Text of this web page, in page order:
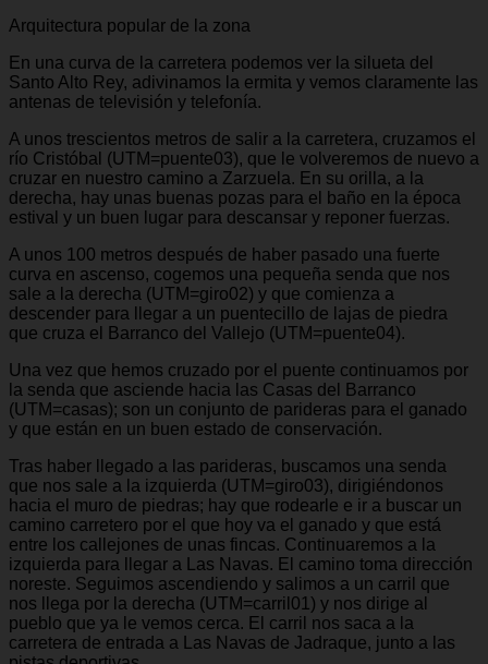
Arquitectura popular de la zona
En una curva de la carretera podemos ver la silueta del
Santo Alto Rey, adivinamos la ermita y vemos claramente las
antenas de televisión y telefonía.
A unos trescientos metros de salir a la carretera, cruzamos el
río Cristóbal (UTM=puente03), que le volveremos de nuevo a
cruzar en nuestro camino a Zarzuela. En su orilla, a la
derecha, hay unas buenas pozas para el baño en la época
estival y un buen lugar para descansar y reponer fuerzas.
A unos 100 metros después de haber pasado una fuerte
curva en ascenso, cogemos una pequeña senda que nos
sale a la derecha (UTM=giro02) y que comienza a
descender para llegar a un puentecillo de lajas de piedra
que cruza el Barranco del Vallejo (UTM=puente04).
Una vez que hemos cruzado por el puente continuamos por
la senda que asciende hacia las Casas del Barranco
(UTM=casas); son un conjunto de parideras para el ganado
y que están en un buen estado de conservación.
Tras haber llegado a las parideras, buscamos una senda
que nos sale a la izquierda (UTM=giro03), dirigiéndonos
hacia el muro de piedras; hay que rodearle e ir a buscar un
camino carretero por el que hoy va el ganado y que está
entre los callejones de unas fincas. Continuaremos a la
izquierda para llegar a Las Navas. El camino toma dirección
noreste. Seguimos ascendiendo y salimos a un carril que
nos llega por la derecha (UTM=carril01) y nos dirige al
pueblo que ya le vemos cerca. El carril nos saca a la
carretera de entrada a Las Navas de Jadraque, junto a las